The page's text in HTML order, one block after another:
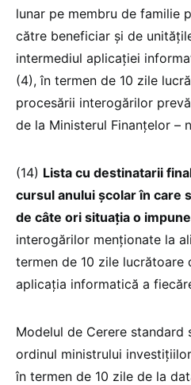
lunar pe membru de familie
către beneficiar și de
intermediul aplicației
(4), în termen de 10 zile
procesării interogărilor
de la Ministerul Finanțelor –
(14) Lista cu destinatarii
cursul anului școlar în care
de câte ori situația o impune
interogărilor menționate la
termen de 10 zile lucrătoare
aplicația informatică a
Modelul de Cerere standard
ordinul ministrului
în termen de 10 zile de la